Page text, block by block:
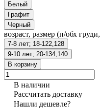
Белый
Графит
Черный
возраст, размер (п/обх
7-8 лет; 18-122,128
9-10 лет; 20-134,140
В корзину
В наличии
Рассчитать доставку
Нашли дешевле?